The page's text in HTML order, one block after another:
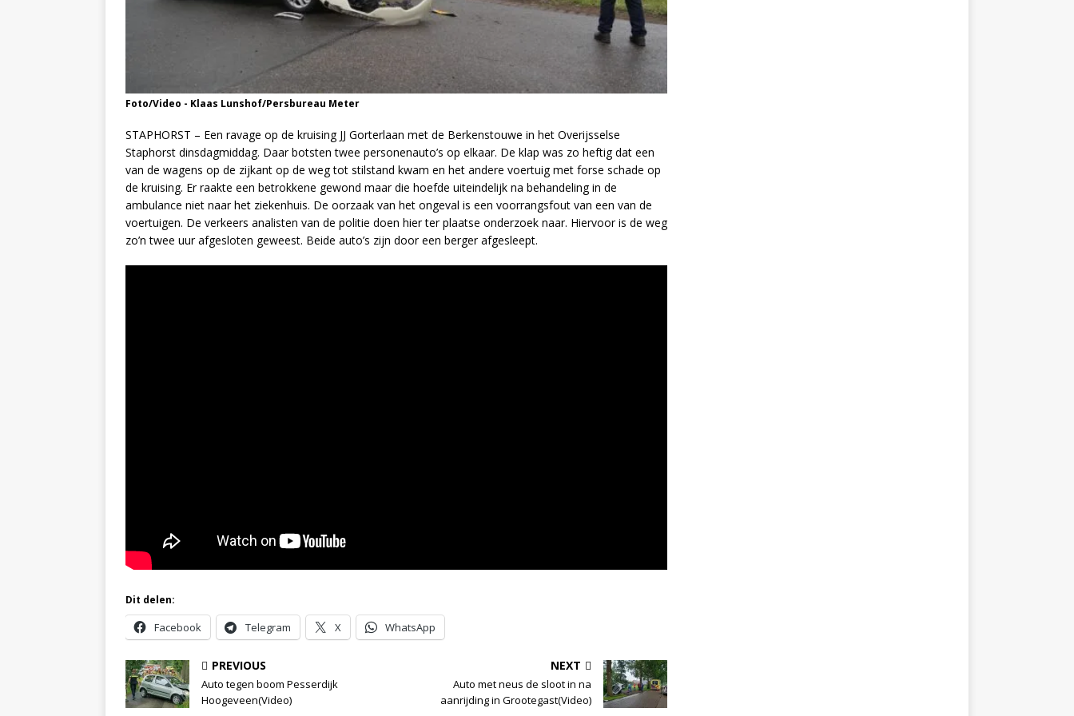
Foto/Video - Klaas Lunshof/Persbureau Meter
STAPHORST – Een ravage op de kruising JJ Gorterlaan met de Berkenstouwe in het Overijsselse
Staphorst dinsdagmiddag. Daar botsten twee personenauto’s op elkaar. De klap was zo heftig dat een
van de wagens op de zijkant op de weg tot stilstand kwam en het andere voertuig met forse schade op
de kruising. Er raakte een betrokkene gewond maar die hoefde uiteindelijk na behandeling in de
ambulance niet naar het ziekenhuis. De oorzaak van het ongeval is een voorrangsfout van een van de
voertuigen. De verkeers analisten van de politie doen hier ter plaatse onderzoek naar. Hiervoor is de weg
zo’n twee uur afgesloten geweest. Beide auto’s zijn door een berger afgesleept.
Dit delen:
Facebook Telegram X WhatsApp
PREVIOUS
Auto tegen boom Pesserdijk
Hoogeveen(Video)
NEXT
Auto met neus de sloot in na
aanrijding in Grootegast(Video)